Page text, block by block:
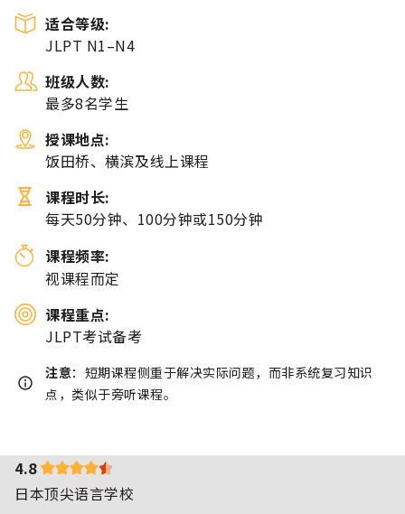
适合等级:
JLPT N1–N4
班级人数:
最多8名学生
授课地点:
饭田桥、横滨及线上课程
课程时长:
每天50分钟、100分钟或150分钟
课程频率:
视课程而定
课程重点:
JLPT考试备考
注意：短期课程侧重于解决实际问题，而非系统复习知识
点，类似于旁听课程。
4.8
日本顶尖语言学校